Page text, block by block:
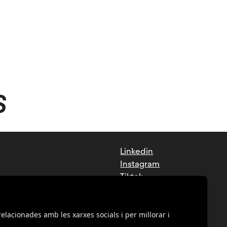
Linkedin
Instagram
Tiktok
amb les xarxes socials i per millorar i